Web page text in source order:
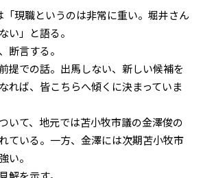
現職というのは非常に重い。堀井さん
い」と語る。
断言する。
提での話。出馬しない、新しい候補を
れば、皆こちらへ傾くに決まっていま
いて、地元では苫小牧市議の金澤俊の
ている。一方、金澤には次期苫小牧市
い。